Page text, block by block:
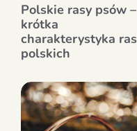
Polskie rasy psów –
krótka
charakterystyka ras
polskich